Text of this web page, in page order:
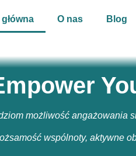
O nas Blog
możliwość angażowania
wspólnoty, aktywne